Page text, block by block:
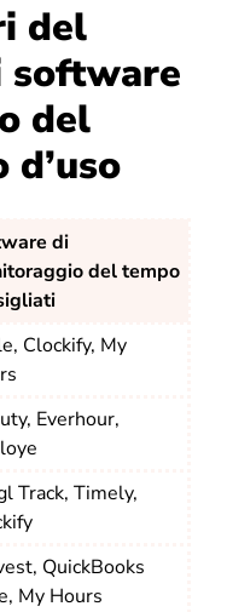
del
software
del
di
del tempo
Clockify, My
Everhour,
Track, Timely,
QuickBooks
My Hours